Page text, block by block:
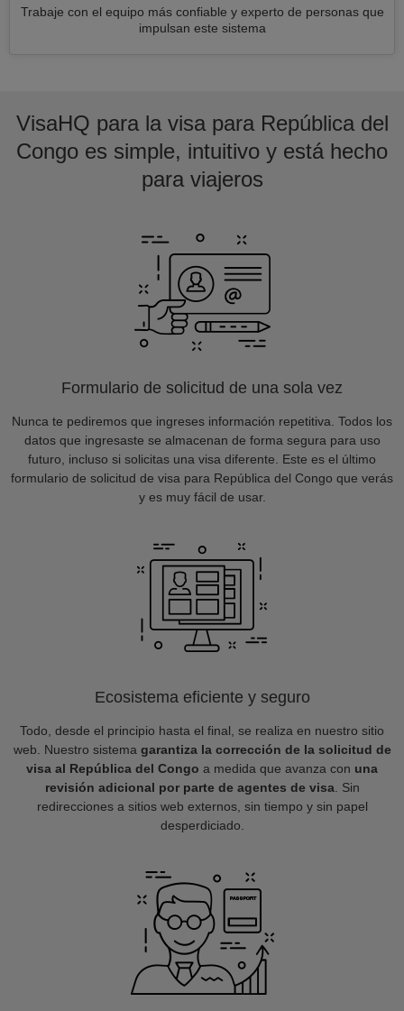
Trabaje con el equipo más confiable y experto de personas que
impulsan este sistema
VisaHQ para la visa para República del
Congo es simple, intuitivo y está hecho
para viajeros
Formulario de solicitud de una sola vez
Nunca te pediremos que ingreses información repetitiva. Todos los
datos que ingresaste se almacenan de forma segura para uso
futuro, incluso si solicitas una visa diferente. Este es el último
formulario de solicitud de visa para República del Congo que verás
y es muy fácil de usar.
Ecosistema eficiente y seguro
Todo, desde el principio hasta el final, se realiza en nuestro sitio
web. Nuestro sistema garantiza la corrección de la solicitud de
visa al República del Congo a medida que avanza con una
revisión adicional por parte de agentes de visa. Sin
redirecciones a sitios web externos, sin tiempo y sin papel
desperdiciado.